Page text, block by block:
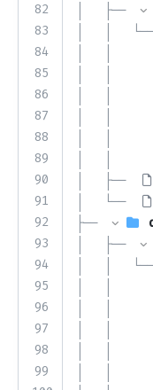
82
83
84
85
86
87
88
89
90
91
92
93
94
95
96
97
98
99
│   ├──
│   │
│   │
│   │
│   │
│   │
│   │
│   │
│   ├──
│   └──
├──
│   ├──
│   │
│   │
│   │
│   │
│   │
│   │